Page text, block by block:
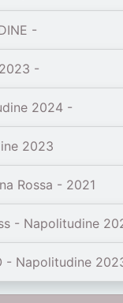
-
-
2024 -
2023
Rossa - 2021
- Napolitudine
- Napolitudine